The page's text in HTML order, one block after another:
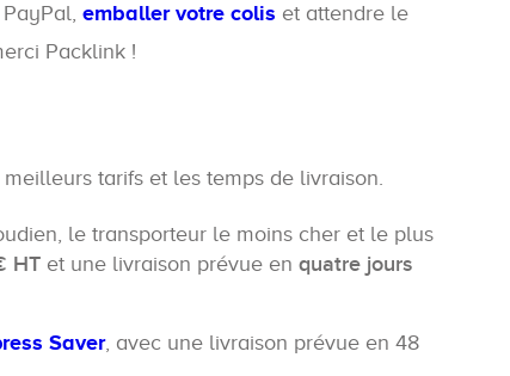
emballer votre colis et attendre le
Packlink !
tarifs et les temps de livraison.
le transporteur le moins cher et le plus
HT et une livraison prévue en quatre jours
Saver, avec une livraison prévue en 48